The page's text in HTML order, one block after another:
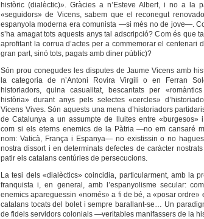
històric (dialèctic)». Gràcies a n’Esteve Albert, i no a la
«seguidors» de Vicens, sabem que el reconegut
espanyola moderna era comunista —si més no de jove—.
s’ha amagat tots aquests anys tal adscripció? Com és que
aprofitant la corrua d’actes per a commemorar el centenari
gran part, sinó tots, pagats amb diner públic)?
Són prou conegudes les disputes de Jaume Vicens amb
la categoria de n’Antoni Rovira Virgili o en Ferran
historiadors, quina casualitat, bescantats per
història» durant anys pels selectes «cercles»
Vicens Vives. Són aquests una mena d’historiadors
de Catalunya a un assumpte de lluites entre «burgesos»
com si els eterns enemics de la Pàtria —no em cansaré
nom: Vaticà, França i Espanya— no existissin o no
nostra dissort i en determinats defectes de caràcter
patir els catalans centúries de persecucions.
La tesi dels «dialèctics» coincidia, particularment, amb la
franquista i, en general, amb l’espanyolisme secular:
enemics apareguessin «només» a fi de bé, a «posar ordre»
catalans tocats del bolet i sempre barallant-se… Un
de fidels servidors colonials —veritables manifassers de la